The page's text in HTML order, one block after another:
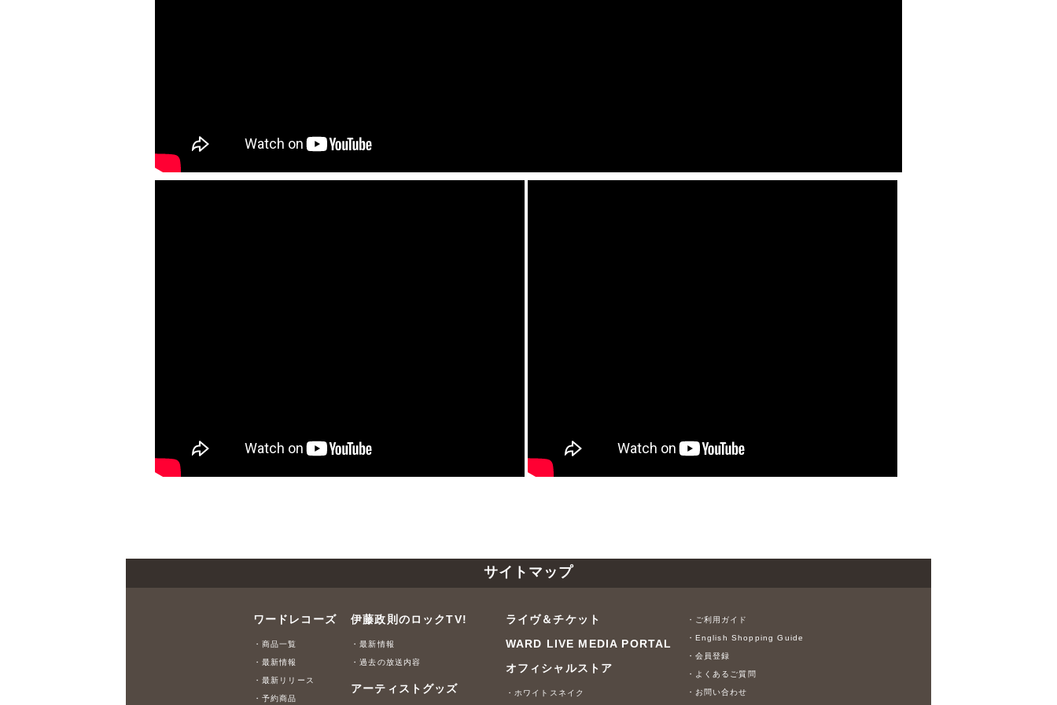
サイトマップ
ワードレコーズ
・商品一覧
・最新情報
・最新リリース
・予約商品
伊藤政則のロックTV!
・最新情報
・過去の放送内容
アーティストグッズ
ライヴ＆チケット
WARD LIVE MEDIA PORTAL
オフィシャルストア
・ホワイトスネイク
・ご利用ガイド
・English Shopping Guide
・会員登録
・よくあるご質問
・お問い合わせ